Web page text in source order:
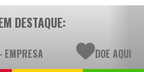
DESTAQUE:
EMPRESA DOE AQUI